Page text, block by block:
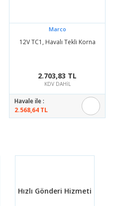
Marco
12V TC1, Havalı Tekli Korna
2.703,83 TL
KDV DAHİL
Havale ile :
2.568,64 TL
Hızlı Gönderi Hizmeti